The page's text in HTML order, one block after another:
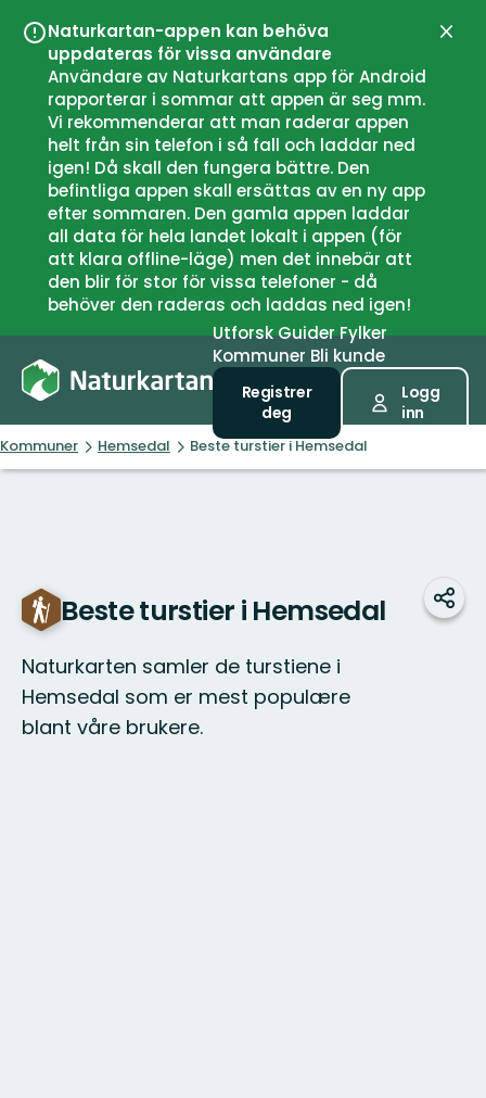
Naturkartan-appen kan behöva
uppdateras för vissa användare
Användare av Naturkartans app för Android
rapporterar i sommar att appen är seg mm.
Vi rekommenderar att man raderar appen
helt från sin telefon i så fall och laddar ned
igen! Då skall den fungera bättre. Den
befintliga appen skall ersättas av en ny app
efter sommaren. Den gamla appen laddar
all data för hela landet lokalt i appen (för
att klara offline-läge) men det innebär att
den blir för stor för vissa telefoner - då
behöver den raderas och laddas ned igen!
Lukk
UtforskGuiderFylker
Kommuner Bli kunde
Registrer
deg
Logg
inn
Kommuner Hemsedal Beste turstier i Hemsedal
Beste turstier i Hemsedal
Naturkarten samler de turstiene i
Hemsedal som er mest populære
blant våre brukere.
Del